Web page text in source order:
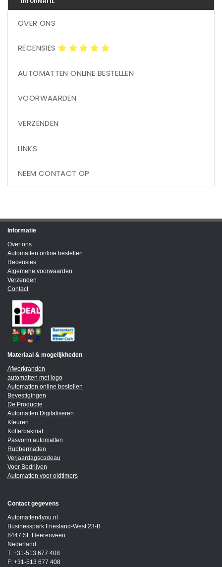
OVER ONS
RECENSIES
AUTOMATTEN ONLINE BESTELLEN
VOORWAARDEN
VERZENDEN
LINKS
NEEM CONTACT OP
Informatie
Over ons
Automatten online bestellen
Recensies
Algemene voorwaarden
Verzenden
Contact
Materiaal & mogelijkheden
Afwerkranden
automatten met logo
Automatten online bestellen
Bevestigingen
De Productie
Automatten Digitaliseren
Kleuren
Kofferbakmat
Pasvorm automatten
Rubbermatten
Verjaardagscadeau
Voor Bedrijven
Automatten voor oldtimers
Contact gegevens
Automatten4you.nl
Businesspark Friesland-West 23-B
8447 SL Heerenveen
Nederland
T: +31-513 677 408
F: +31-513 677 408